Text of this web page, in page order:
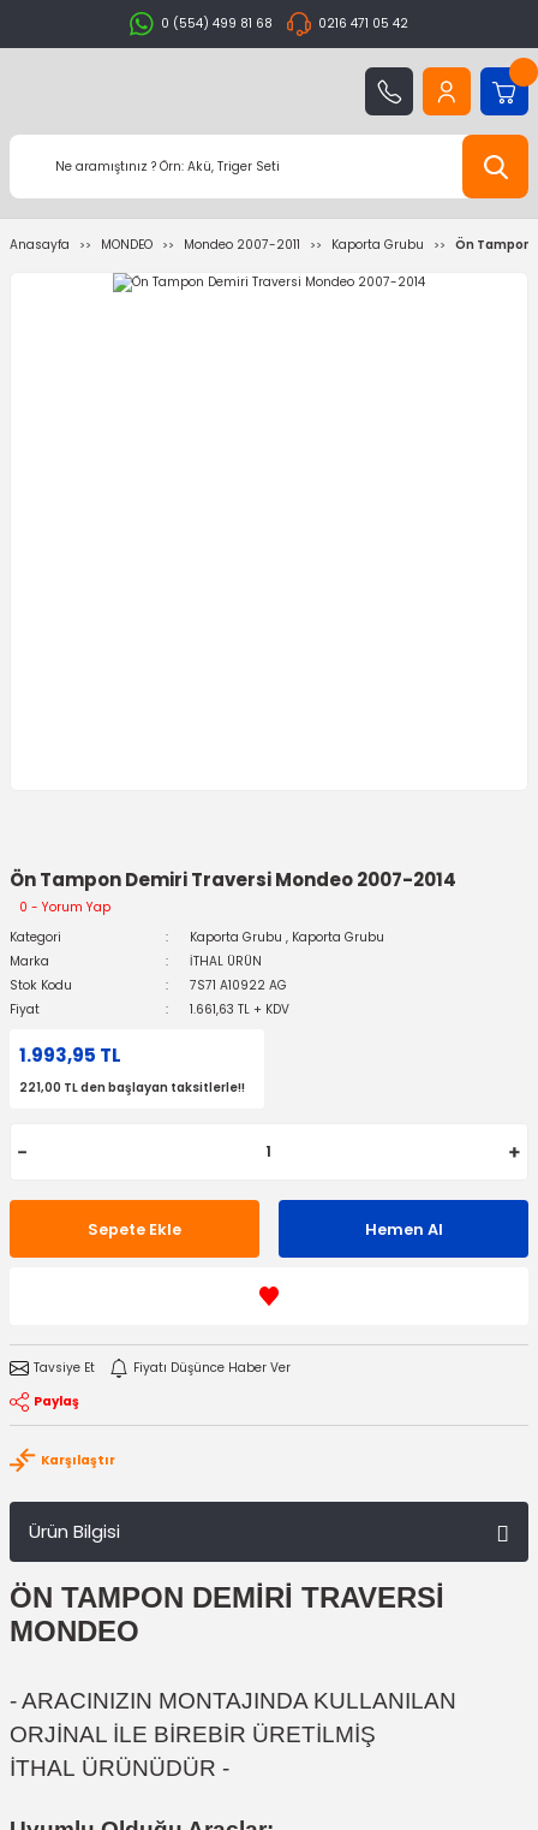
0 (554) 499 81 68 0216 471 05 42
Anasayfa MONDEO Mondeo 2007-2011 Kaporta Grubu Ön Tampon
Ön Tampon Demiri Traversi Mondeo 2007-2014
0 - Yorum Yap
Kategori
Kaporta Grubu , Kaporta Grubu
Marka
İTHAL ÜRÜN
Stok Kodu
7S71 A10922 AG
Fiyat
1.661,63 TL + KDV
1.993,95 TL
221,00 TL den başlayan taksitlerle!!
Sepete Ekle Hemen Al
Tavsiye Et
Fiyatı Düşünce Haber Ver
Paylaş
Karşılaştır
Ürün Bilgisi
ÖN TAMPON DEMİRİ TRAVERSİ
MONDEO
- ARACINIZIN MONTAJINDA KULLANILAN
ORJİNAL İLE BİREBİR ÜRETİLMİŞ
İTHAL ÜRÜNÜDÜR -